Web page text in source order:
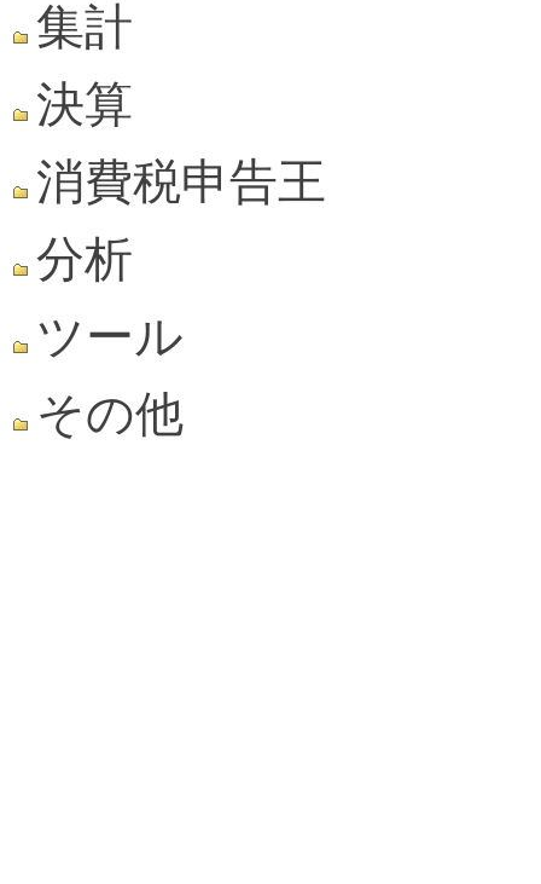
集計
決算
消費税申告王
分析
ツール
その他